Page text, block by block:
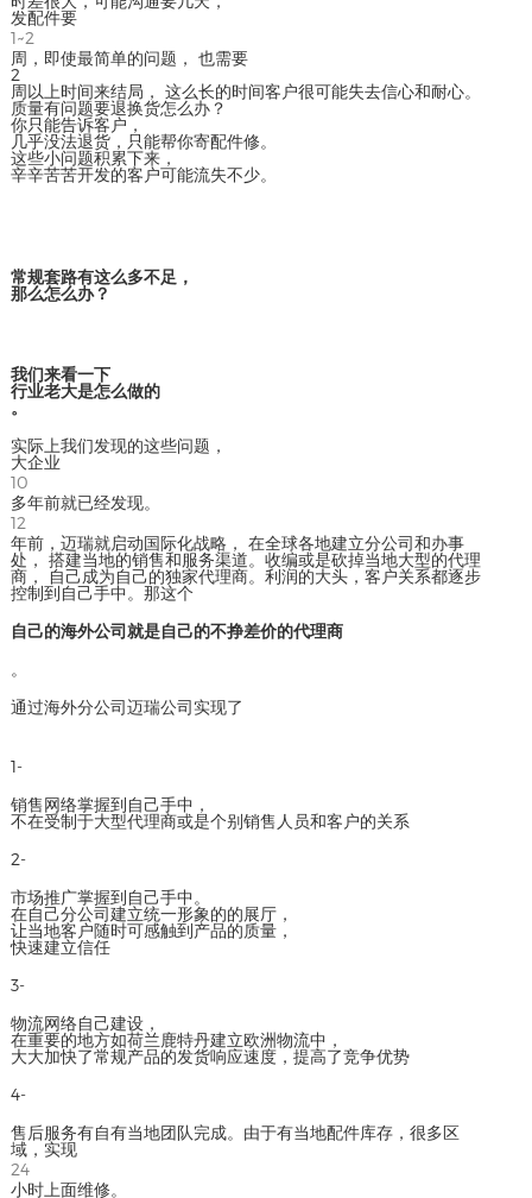
发配件要
1~2
周，即使最简单的问题， 也需要
2
周以上时间来结局， 这么长的时间客户很可能失去信心和耐心。
质量有问题要退换货怎么办？
你只能告诉客户，
几乎没法退货，只能帮你寄配件修。
这些小问题积累下来，
辛辛苦苦开发的客户可能流失不少。
常规套路有这么多不足，
那么怎么办？
我们来看一下
行业老大是怎么做的
。
实际上我们发现的这些问题，
大企业
10
多年前就已经发现。
12
年前，迈瑞就启动国际化战略， 在全球各地建立分公司和办事
处， 搭建当地的销售和服务渠道。收编或是砍掉当地大型的代理
商， 自己成为自己的独家代理商。利润的大头，客户关系都逐步
控制到自己手中。那这个
自己的海外公司就是自己的不挣差价的代理商
。
通过海外分公司迈瑞公司实现了
1-
销售网络掌握到自己手中，
不在受制于大型代理商或是个别销售人员和客户的关系
2-
市场推广掌握到自己手中。
在自己分公司建立统一形象的的展厅，
让当地客户随时可感触到产品的质量，
快速建立信任
3-
物流网络自己建设，
在重要的地方如荷兰鹿特丹建立欧洲物流中，
大大加快了常规产品的发货响应速度，提高了竞争优势
4-
售后服务有自有当地团队完成。由于有当地配件库存，很多区
域，实现
24
小时上面维修。